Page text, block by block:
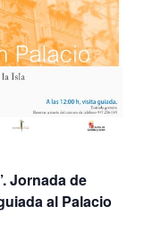
Jornada de
al Palacio